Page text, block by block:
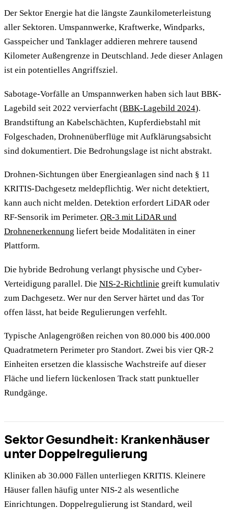
Der Sektor Energie hat die längste Zaunkilometerleistung
aller Sektoren. Umspannwerke, Kraftwerke, Windparks,
Gasspeicher und Tanklager addieren mehrere tausend
Kilometer Außengrenze in Deutschland. Jede dieser Anlagen
ist ein potentielles Angriffsziel.
Sabotage-Vorfälle an Umspannwerken haben sich laut BBK-
Lagebild seit 2022 vervierfacht (BBK-Lagebild 2024).
Brandstiftung an Kabelschächten, Kupferdiebstahl mit
Folgeschaden, Drohnenüberflüge mit Aufklärungsabsicht
sind dokumentiert. Die Bedrohungslage ist nicht abstrakt.
Drohnen-Sichtungen über Energieanlagen sind nach § 11
KRITIS-Dachgesetz meldepflichtig. Wer nicht detektiert,
kann auch nicht melden. Detektion erfordert LiDAR oder
RF-Sensorik im Perimeter. QR-3 mit LiDAR und
Drohnenerkennung liefert beide Modalitäten in einer
Plattform.
Die hybride Bedrohung verlangt physische und Cyber-
Verteidigung parallel. Die NIS-2-Richtlinie greift kumulativ
zum Dachgesetz. Wer nur den Server härtet und das Tor
offen lässt, hat beide Regulierungen verfehlt.
Typische Anlagengrößen reichen von 80.000 bis 400.000
Quadratmetern Perimeter pro Standort. Zwei bis vier QR-2
Einheiten ersetzen die klassische Wachstreife auf dieser
Fläche und liefern lückenlosen Track statt punktueller
Rundgänge.
Sektor Gesundheit: Krankenhäuser
unter Doppelregulierung
Kliniken ab 30.000 Fällen unterliegen KRITIS. Kleinere
Häuser fallen häufig unter NIS-2 als wesentliche
Einrichtungen. Doppelregulierung ist Standard, weil